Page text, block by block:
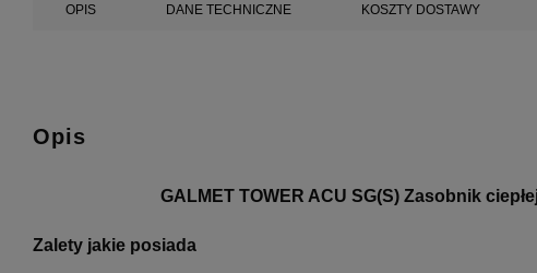
OPIS DANE TECHNICZNE KOSZTY DOSTAWY
Opis
GALMET TOWER ACU SG(S) Zasobnik
Zalety jakie posiada